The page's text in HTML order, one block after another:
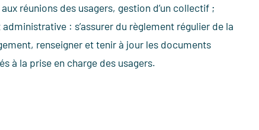
réunions des usagers, gestion d’un collectif ;
: s’assurer du règlement régulier de la
renseigner et tenir à jour les documents
à la prise en charge des usagers.